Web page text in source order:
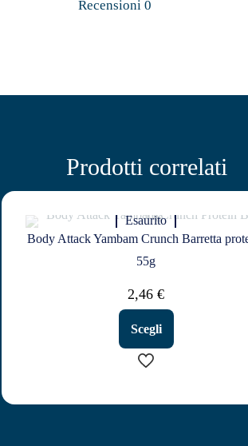
Recensioni 0
Prodotti correlati
Esaurito
Body Attack Yambam Crunch Barretta
55g
2,46€
Scegli
prodotto